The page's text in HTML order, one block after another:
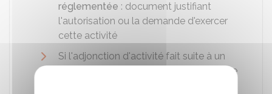
réglementée : document justifiant
l'autorisation ou la demande d'exercer
cette activité
Si l'adjonction d'activité fait suite à un
achat de fonds de commerce : copie de